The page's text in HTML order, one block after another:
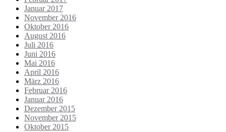
Januar 2017
November 2016
Oktober 2016
August 2016
Juli 2016
Juni 2016
Mai 2016
April 2016
März 2016
Februar 2016
Januar 2016
Dezember 2015
November 2015
Oktober 2015